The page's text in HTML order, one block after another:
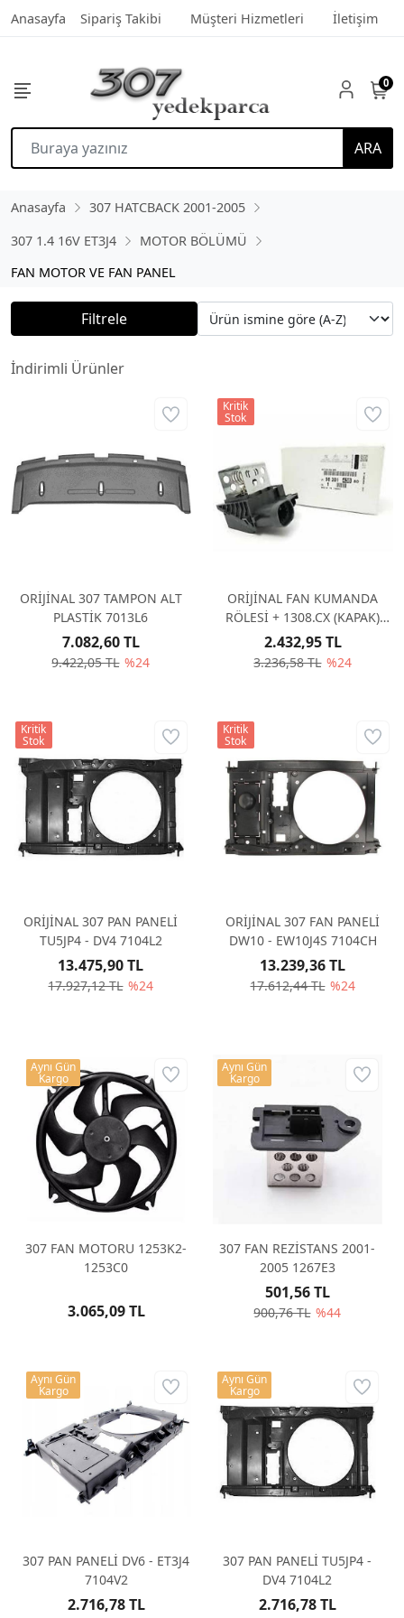
Anasayfa Sipariş Takibi Müşteri Hizmetleri İletişim
ARA
0
Anasayfa
307 HATCBACK 2001-2005
307 1.4 16V ET3J4
MOTOR BÖLÜMÜ
FAN MOTOR VE FAN PANEL
Filtrele
İndirimli Ürünler
ORİJİNAL 307 TAMPON ALT
PLASTİK 7013L6
9.422,05 TL %24
7.082,60 TL
ORİJİNAL FAN KUMANDA
RÖLESİ + 1308.CX (KAPAK)
SİPARİŞ GEÇİNİZ 9830143880
3.236,58 TL %24
2.432,95 TL
Kritik
Stok
ORİJİNAL 307 PAN PANELİ
TU5JP4 - DV4 7104L2
17.927,12 TL %24
13.475,90 TL
Kritik
Stok
ORİJİNAL 307 FAN PANELİ
DW10 - EW10J4S 7104CH
17.612,44 TL %24
13.239,36 TL
Kritik
Stok
307 FAN MOTORU 1253K2-
1253C0
3.065,09 TL
Aynı Gün
Kargo
307 FAN REZİSTANS 2001-
2005 1267E3
900,76 TL %44
501,56 TL
Aynı Gün
Kargo
307 PAN PANELİ DV6 - ET3J4
7104V2
2.716,78 TL
Aynı Gün
Kargo
307 PAN PANELİ TU5JP4 -
DV4 7104L2
2.716,78 TL
Aynı Gün
Kargo